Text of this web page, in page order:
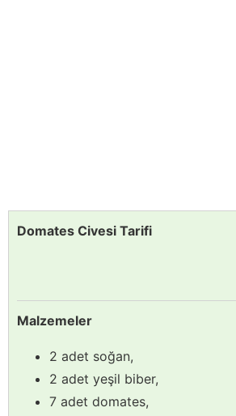
Domates Civesi Tarifi
Malzemeler
2 adet soğan,
2 adet yeşil biber,
7 adet domates,